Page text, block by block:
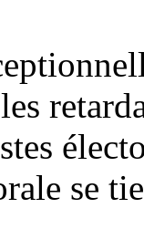
se